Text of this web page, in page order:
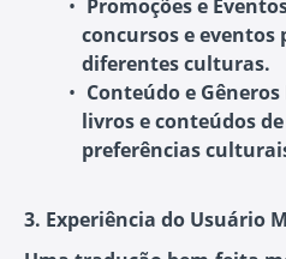
Promoções e
concursos e eventos
diferentes culturas.
Conteúdo e
livros e conteúdos
preferências
3. Experiência do Usuário